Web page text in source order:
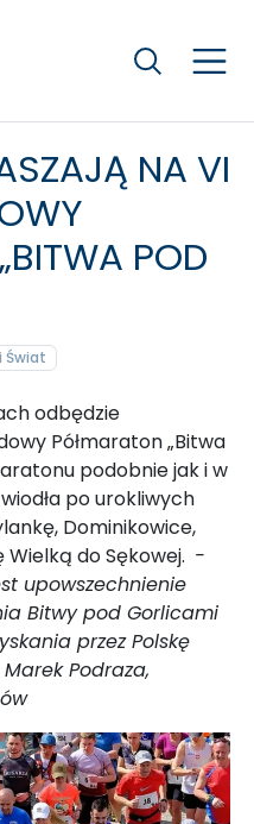
Szukaj
NA VI
POD
Świat
odbędzie
Półmaraton „Bitwa
podobnie jak i w
po urokliwych
Dominikowice,
Wielką do Sękowej. -
upowszechnienie
Bitwy pod Gorlicami
przez Polskę
Podraza,